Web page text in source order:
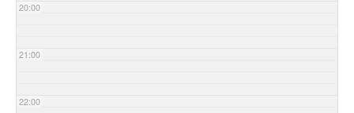
20:00
21:00
22:00